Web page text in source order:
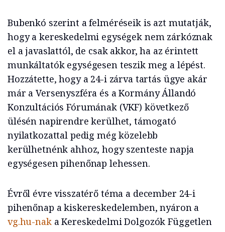
Bubenkó szerint a felméréseik is azt mutatják,
hogy a kereskedelmi egységek nem zárkóznak
el a javaslattól, de csak akkor, ha az érintett
munkáltatók egységesen teszik meg a lépést.
Hozzátette, hogy a 24-i zárva tartás ügye akár
már a Versenyszféra és a Kormány Állandó
Konzultációs Fórumának (VKF) következő
ülésén napirendre kerülhet, támogató
nyilatkozattal pedig még közelebb
kerülhetnénk ahhoz, hogy szenteste napja
egységesen pihenőnap lehessen.
Évről évre visszatérő téma a december 24-i
pihenőnap a kiskereskedelemben, nyáron a
vg.hu-naka Kereskedelmi Dolgozók Független